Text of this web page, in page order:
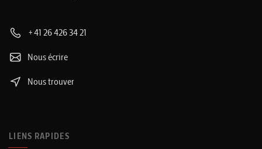
+41 26 426 34 21
Nous écrire
Nous trouver
LIENS RAPIDES